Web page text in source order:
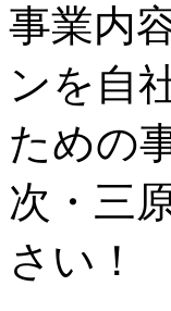
事業内
ンを自
ための
次・三
さい！